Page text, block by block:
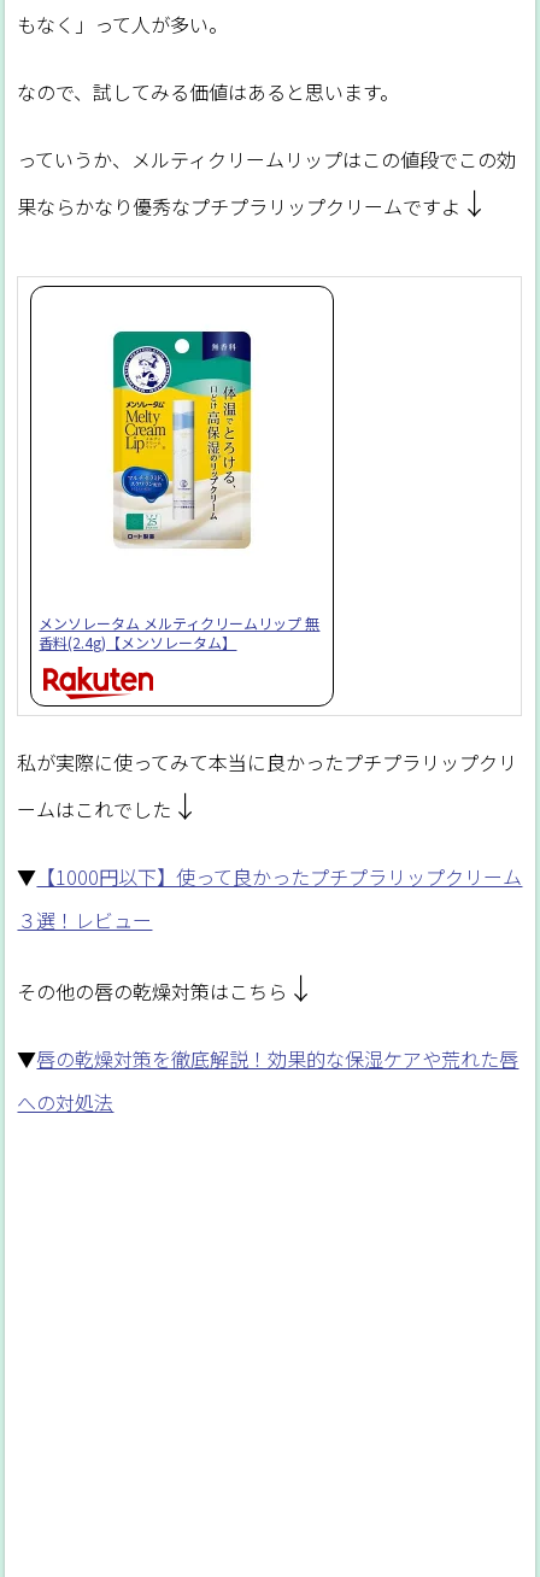
もなく」って人が多い。
なので、試してみる価値はあると思います。
っていうか、メルティクリームリップはこの値段でこの効
果ならかなり優秀なプチプラリップクリームですよ ↓
メンソレータム メルティクリームリップ 無
香料(2.4g)【メンソレータム】
私が実際に使ってみて本当に良かったプチプラリップクリ
ームはこれでした ↓
▼ 【1000円以下】使って良かったプチプラリップクリーム
３選！レビュー
その他の唇の乾燥対策はこちら ↓
▼唇の乾燥対策を徹底解説！効果的な保湿ケアや荒れた唇
への対処法